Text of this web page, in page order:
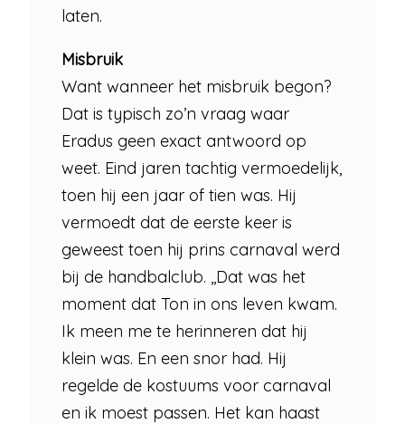
laten.
Misbruik
Want wanneer het misbruik begon?
Dat is typisch zo’n vraag waar
Eradus geen exact antwoord op
weet. Eind jaren tachtig vermoedelijk,
toen hij een jaar of tien was. Hij
vermoedt dat de eerste keer is
geweest toen hij prins carnaval werd
bij de handbalclub. ,,Dat was het
moment dat Ton in ons leven kwam.
Ik meen me te herinneren dat hij
klein was. En een snor had. Hij
regelde de kostuums voor carnaval
en ik moest passen. Het kan haast